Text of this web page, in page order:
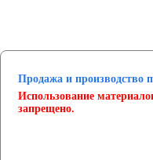
Продажа и производство
Использование
запрещено.